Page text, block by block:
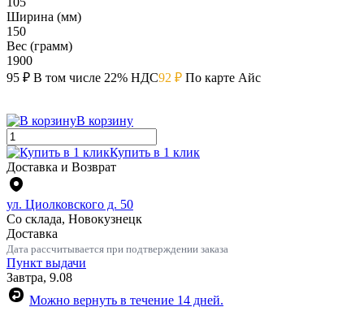
Ширина (мм)
150
Вес (грамм)
1900
95 ₽ В том числе 22% НДС92 ₽ По карте Айс
В корзину
Купить в 1 клик
Доставка и Возврат
ул. Циолковского д. 50
Со склада, Новокузнецк
Доставка
Дата рассчитывается при подтверждении заказа
Пункт выдачи
Завтра, 9.08
Можно вернуть в течение 14 дней.